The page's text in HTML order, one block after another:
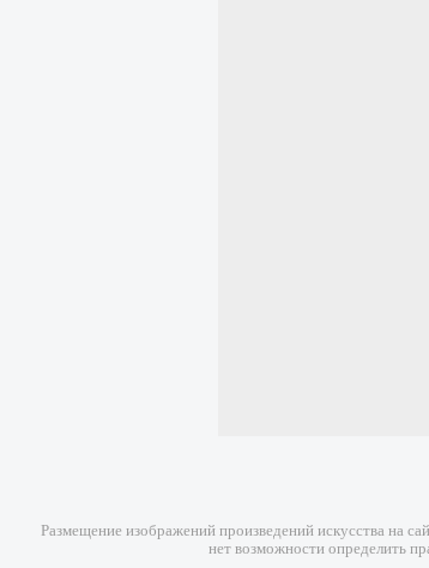
Размещение изображений произведений искусства на
нет возможности определить